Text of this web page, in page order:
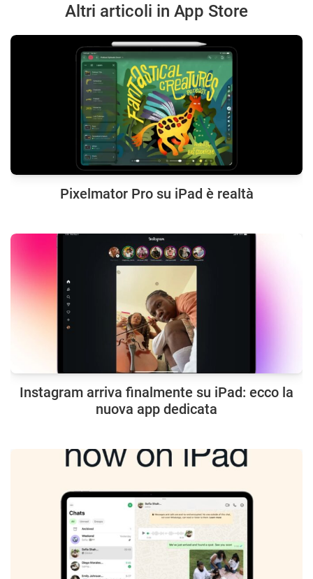
Altri articoli in App Store
Pixelmator Pro su iPad è realtà
Instagram arriva finalmente su iPad: ecco la
nuova app dedicata